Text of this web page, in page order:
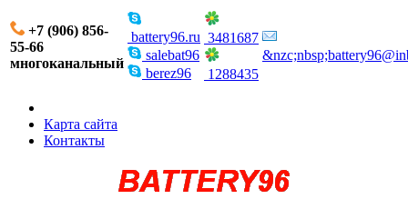
+7 (906) 856-
55-66
многоканальный
battery96.ru
salebat96
berez96
3481687
1288435
Карта сайта
Контакты